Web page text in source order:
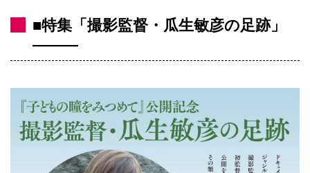
■特集「撮影監督・瓜生敏彦の足跡」
―――